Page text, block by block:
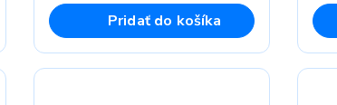
Pridať do košíka